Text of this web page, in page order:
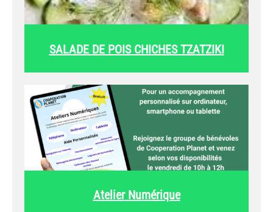
SALADE DE POIS CHICHES TZATZIKI
Atelier Numérique